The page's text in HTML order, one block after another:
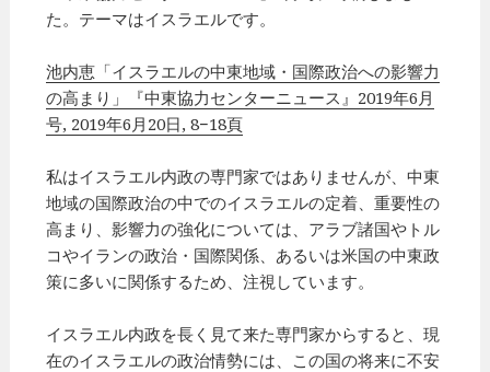
た。テーマはイスラエルです。
池内恵「イスラエルの中東地域・国際政治への影響力
の高まり」『中東協力センターニュース』2019年6月
号, 2019年6月20日, 8−18頁
私はイスラエル内政の専門家ではありませんが、中東
地域の国際政治の中でのイスラエルの定着、重要性の
高まり、影響力の強化については、アラブ諸国やトル
コやイランの政治・国際関係、あるいは米国の中東政
策に多いに関係するため、注視しています。
イスラエル内政を長く見て来た専門家からすると、現
在のイスラエルの政治情勢には、この国の将来に不安